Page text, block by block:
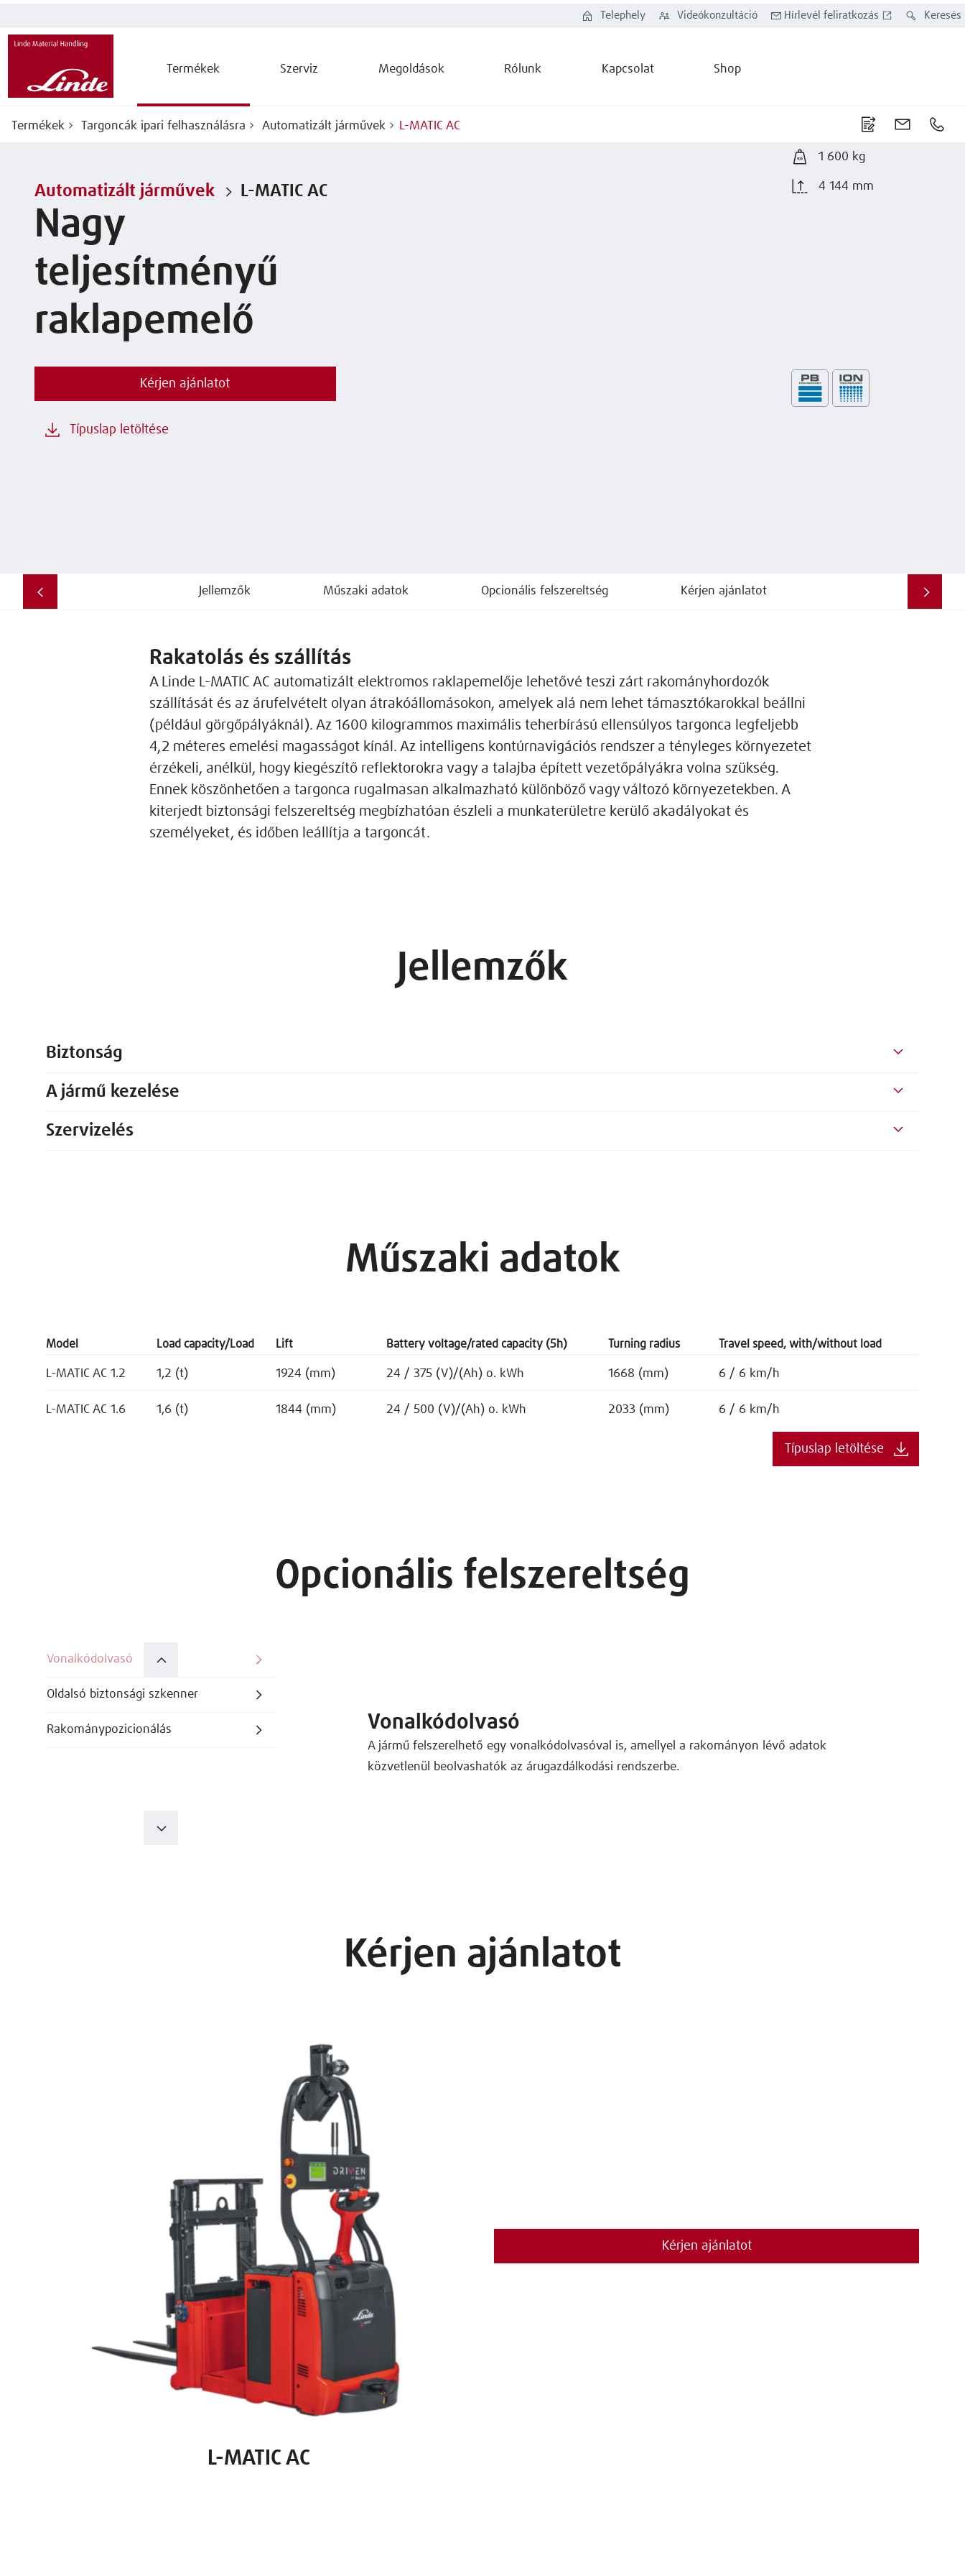
Termékek Szerviz Megoldások Rólunk Kapcsolat Shop
Keresés
Hírlevél feliratkozás
Videókonzultáció
Telephely
Termékek Targoncák ipari felhasználásra Automatizált járművek L-MATIC AC
1 600 kg
4 144 mm
Automatizált járművek L-MATIC AC
Nagy
teljesítményű
raklapemelő
Kérjen ajánlatot
Típuslap letöltése
Jellemzők Műszaki adatok Opcionális felszereltség Kérjen ajánlatot
Rakatolás és szállítás
A Linde L-MATIC AC automatizált elektromos raklapemelője lehetővé teszi zárt rakományhordozók
szállítását és az árufelvételt olyan átrakóállomásokon, amelyek alá nem lehet támasztókarokkal beállni
(például görgőpályáknál). Az 1600 kilogrammos maximális teherbírású ellensúlyos targonca legfeljebb
4,2 méteres emelési magasságot kínál. Az intelligens kontúrnavigációs rendszer a tényleges környezetet
érzékeli, anélkül, hogy kiegészítő reflektorokra vagy a talajba épített vezetőpályákra volna szükség.
Ennek köszönhetően a targonca rugalmasan alkalmazható különböző vagy változó környezetekben. A
kiterjedt biztonsági felszereltség megbízhatóan észleli a munkaterületre kerülő akadályokat és
személyeket, és időben leállítja a targoncát.
Jellemzők
Biztonság
A jármű kezelése
Szervizelés
Műszaki adatok
Model Load capacity/Load Lift Battery voltage/rated capacity (5h) Turning radius Travel speed, with/without load
L-MATIC AC 1.2 1,2 (t) 1924 (mm) 24 / 375 (V)/(Ah) o. kWh 1668 (mm) 6 / 6 km/h
L-MATIC AC 1.6 1,6 (t) 1844 (mm) 24 / 500 (V)/(Ah) o. kWh 2033 (mm) 6 / 6 km/h
Típuslap letöltése
Opcionális felszereltség
Vonalkódolvasó
Oldalsó biztonsági szkenner
Rakománypozicionálás Vonalkódolvasó
A jármű felszerelhető egy vonalkódolvasóval is, amellyel a rakományon lévő adatok
közvetlenül beolvashatók az árugazdálkodási rendszerbe.
Kérjen ajánlatot
L-MATIC AC
Kérjen ajánlatot